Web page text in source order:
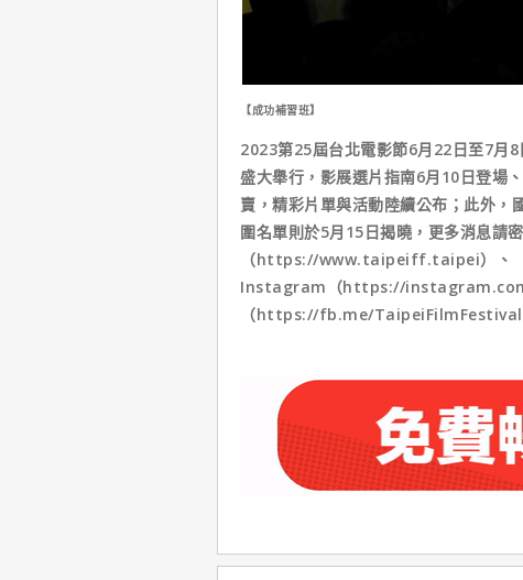
【成功補習班】
2023第25屆台北電影節6月22日至7月
盛大舉行，影展選片指南6月10日登場
賣，精彩片單與活動陸續公布；此外，
圍名單則於5月15日揭曉，更多消息請
（https://www.taipeiff.taipei）、
Instagram（https://
（https://fb.me/TaipeiFilmFestival